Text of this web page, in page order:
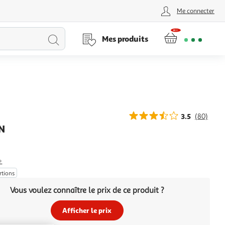
Me connecter
Lancer
Mes produits
3.5 (80)
Vous voulez connaître le prix de ce produit ?
Afficher le prix